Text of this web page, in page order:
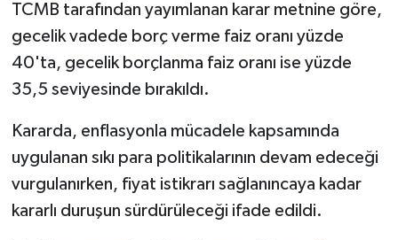
TCMB tarafından yayımlanan karar metnine göre,
gecelik vadede borç verme faiz oranı yüzde
40'ta, gecelik borçlanma faiz oranı ise yüzde
35,5 seviyesinde bırakıldı.
Kararda, enflasyonla mücadele kapsamında
uygulanan sıkı para politikalarının devam edeceği
vurgulanırken, fiyat istikrarı sağlanıncaya kadar
kararlı duruşun sürdürüleceği ifade edildi.